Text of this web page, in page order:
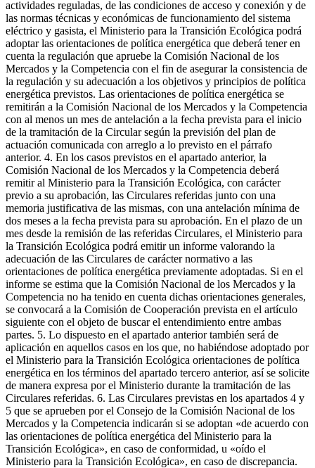
actividades reguladas, de las condiciones de acceso y conexión y de
las normas técnicas y económicas de funcionamiento del sistema
eléctrico y gasista, el Ministerio para la Transición Ecológica podrá
adoptar las orientaciones de política energética que deberá tener en
cuenta la regulación que apruebe la Comisión Nacional de los
Mercados y la Competencia con el fin de asegurar la consistencia de
la regulación y su adecuación a los objetivos y principios de política
energética previstos. Las orientaciones de política energética se
remitirán a la Comisión Nacional de los Mercados y la Competencia
con al menos un mes de antelación a la fecha prevista para el inicio
de la tramitación de la Circular según la previsión del plan de
actuación comunicada con arreglo a lo previsto en el párrafo
anterior. 4. En los casos previstos en el apartado anterior, la
Comisión Nacional de los Mercados y la Competencia deberá
remitir al Ministerio para la Transición Ecológica, con carácter
previo a su aprobación, las Circulares referidas junto con una
memoria justificativa de las mismas, con una antelación mínima de
dos meses a la fecha prevista para su aprobación. En el plazo de un
mes desde la remisión de las referidas Circulares, el Ministerio para
la Transición Ecológica podrá emitir un informe valorando la
adecuación de las Circulares de carácter normativo a las
orientaciones de política energética previamente adoptadas. Si en el
informe se estima que la Comisión Nacional de los Mercados y la
Competencia no ha tenido en cuenta dichas orientaciones generales,
se convocará a la Comisión de Cooperación prevista en el artículo
siguiente con el objeto de buscar el entendimiento entre ambas
partes. 5. Lo dispuesto en el apartado anterior también será de
aplicación en aquellos casos en los que, no habiéndose adoptado por
el Ministerio para la Transición Ecológica orientaciones de política
energética en los términos del apartado tercero anterior, así se solicite
de manera expresa por el Ministerio durante la tramitación de las
Circulares referidas. 6. Las Circulares previstas en los apartados 4 y
5 que se aprueben por el Consejo de la Comisión Nacional de los
Mercados y la Competencia indicarán si se adoptan «de acuerdo con
las orientaciones de política energética del Ministerio para la
Transición Ecológica», en caso de conformidad, u «oído el
Ministerio para la Transición Ecológica», en caso de discrepancia.